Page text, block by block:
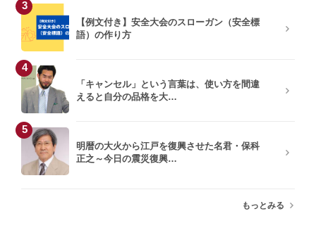
3
【例文付き】安全大会のスローガン（安全標
語）の作り方
4
「キャンセル」という言葉は、使い方を間違
えると自分の品格を大…
5
明暦の大火から江戸を復興させた名君・保科
正之～今日の震災復興…
もっとみる